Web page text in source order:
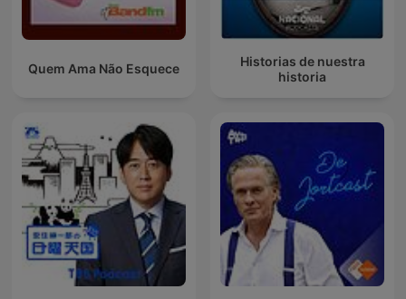
Quem Ama Não Esquece
Historias de nuestra
historia